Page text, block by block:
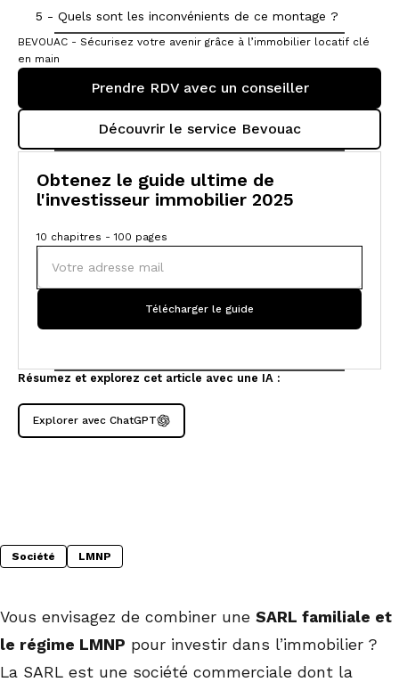
5 - Quels sont les inconvénients de ce montage ?
BEVOUAC - Sécurisez votre avenir grâce à l’immobilier locatif clé
en main
Prendre RDV avec un conseiller
Découvrir le service Bevouac
Obtenez le guide ultime de
l'investisseur immobilier 2025
10 chapitres - 100 pages
Résumez et explorez cet article avec une IA :
Explorer avec ChatGPT
Société LMNP
Vous envisagez de combiner une SARL familiale et
le régime LMNP pour investir dans l’immobilier ?
La SARL est une société commerciale dont la